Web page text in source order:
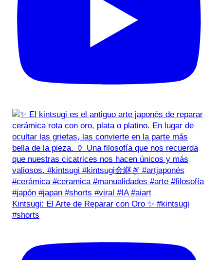
Kintsugi: El Arte de Reparar con Oro ✨ #kintsugi
#shorts